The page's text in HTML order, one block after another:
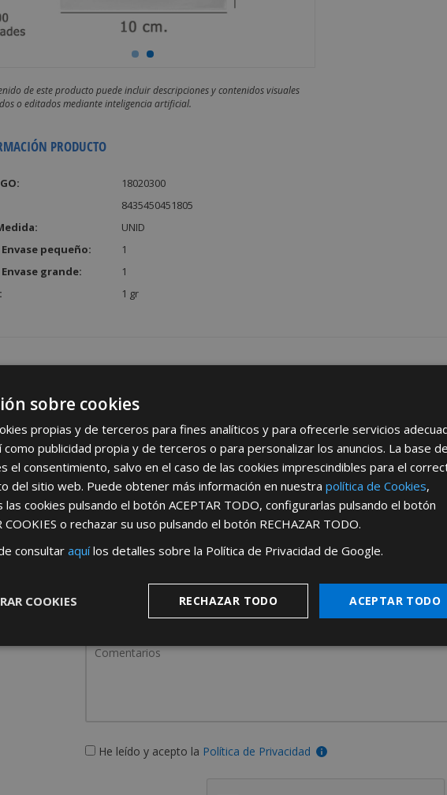
de este producto puede incluir descripciones y contenidos visuales
o editados mediante inteligencia artificial.
PRODUCTO
18020300
8435450451805
UNID
Envase pequeño:
1
Envase grande:
1
1 gr
Desdeaquípodrá ver todas las ventajas de ser
Rellene este formulario y nos pondremos en contacto con usted en
¿De dónde es la empresa?
España
Portugal Otros
He leído y acepto la Política de Privacidad
sobre cookies
propias y de terceros para fines analíticos y para ofrecerle servicios
como publicidad propia y de terceros o para personalizar los anuncios. La base de
el consentimiento, salvo en el caso de las cookies imprescindibles para el
del sitio web. Puede obtener más información en nuestra política de Cookies,
cookies pulsando el botón ACEPTAR TODO, configurarlas pulsando el botón
COOKIES o rechazar su uso pulsando el botón RECHAZAR TODO.
consultaraquílos detalles sobre la Política de Privacidad de Google.
ACEPTAR TODO
RECHAZAR TODO
COOKIES